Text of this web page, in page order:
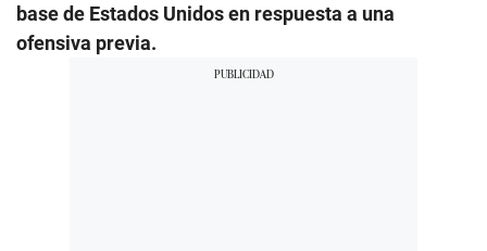
base de Estados Unidos en respuesta a una
ofensiva previa.